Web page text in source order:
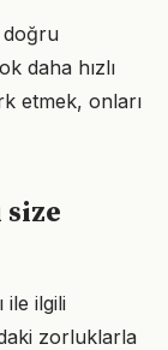
doğru
daha hızlı
etmek, onları
size
ile ilgili
zorluklarla